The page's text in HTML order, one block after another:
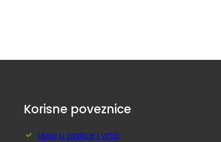
Korisne poveznice
Upisi u jaslice i vrtić